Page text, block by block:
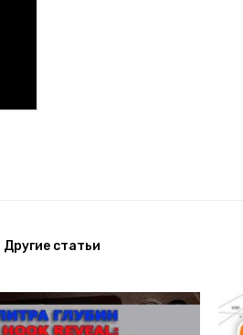
Другие статьи